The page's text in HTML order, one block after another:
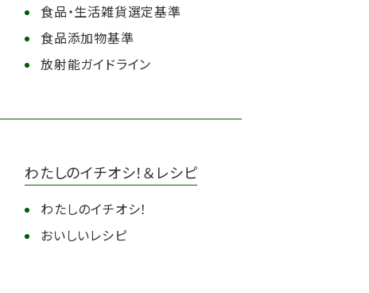
食品・生活雑貨選定基準
食品添加物基準
放射能ガイドライン
わたしのイチオシ！＆レシピ
わたしのイチオシ！
おいしいレシピ